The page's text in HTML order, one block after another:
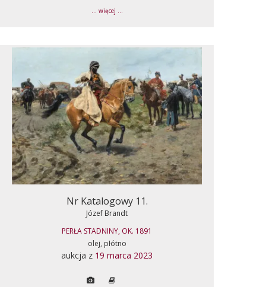
... więcej ...
Nr Katalogowy 11.
Józef Brandt
PERŁA STADNINY, OK. 1891
olej, płótno
aukcja z 19 marca 2023